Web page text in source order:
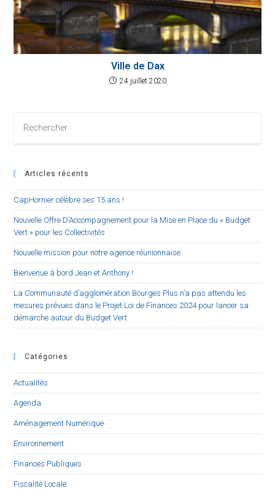
Ville de Dax
24 juillet 2020
sur
Articles récents
CapHornier célèbre ses 15 ans !
Nouvelle Offre D’Accompagnement pour la Mise en Place du « Budget
Vert » pour les Collectivités
Nouvelle mission pour notre agence réunionnaise
Bienvenue à bord Jean et Anthony !
La Communauté d’agglomération Bourges Plus n’a pas attendu les
mesures prévues dans le Projet Loi de Finances 2024 pour lancer sa
démarche autour du Budget Vert
Catégories
Actualités
Agenda
Aménagement Numérique
Environnement
Finances Publiques
Fiscalité Locale